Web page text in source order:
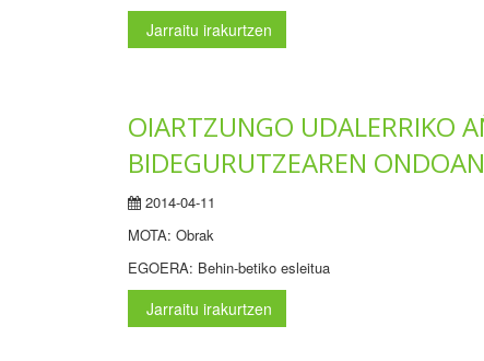
Jarraitu irakurtzen
OIARTZUNGO UDALERRIKO
BIDEGURUTZEAREN
2014-04-11
MOTA: Obrak
EGOERA: Behin-betiko esleitua
Jarraitu irakurtzen